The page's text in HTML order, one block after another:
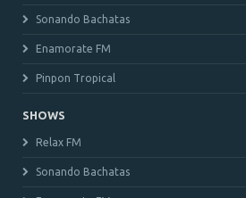
Sonando Bachatas
Enamorate FM
Pinpon Tropical
SHOWS
Relax FM
Sonando Bachatas